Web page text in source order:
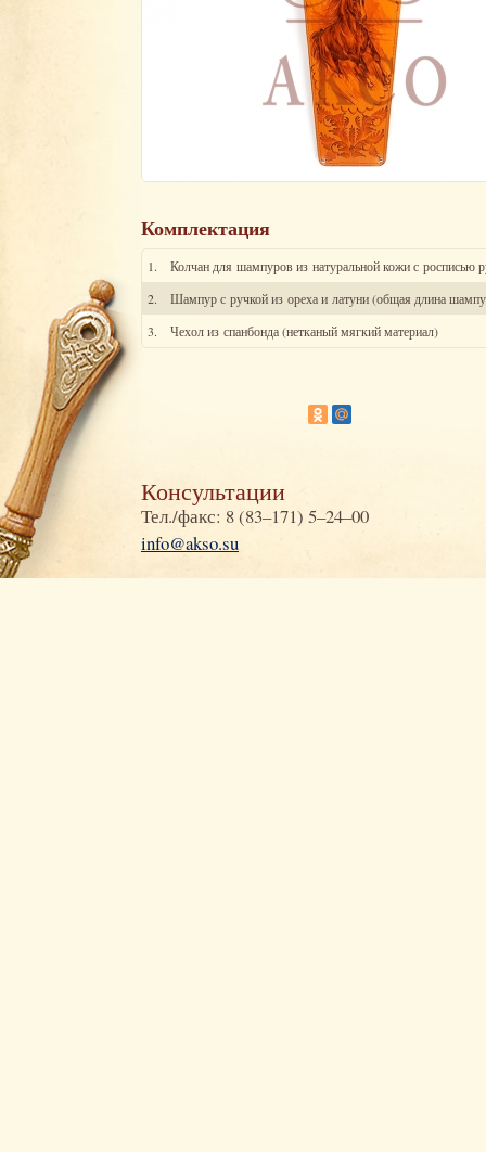
Комплектация
1.
Колчан для шампуров из натуральной кожи с росписью
2.
Шампур с ручкой из ореха и латуни (общая длина
3.
Чехол из спанбонда (нетканый мягкий материал)
Консультации
Тел./факс: 8 (83–171) 5–24–00
info@akso.su